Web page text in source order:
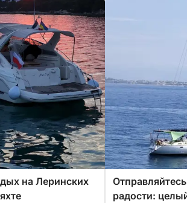
на Леринских
радости: